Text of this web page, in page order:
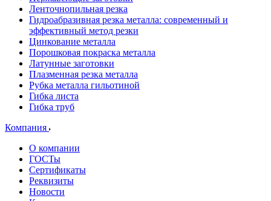
Ленточнопильная резка
Гидроабразивная резка металла: современный и
эффективный метод резки
Цинкование металла
Порошковая покраска металла
Латунные заготовки
Плазменная резка металла
Рубка металла гильотиной
Гибка листа
Гибка труб
Компания
О компании
ГОСТы
Сертификаты
Реквизиты
Новости